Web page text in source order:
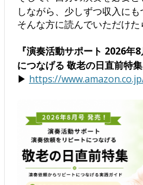
しながら、少しずつ収入にも
そんな方に読んでいただけた
『演奏活動サポート 2026年
につなげる 敬老の日直前特集
▶ https://